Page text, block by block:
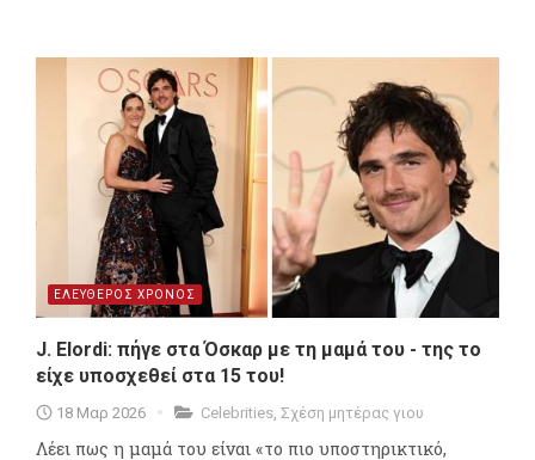
ΕΛΕΥΘΕΡΟΣ ΧΡΟΝΟΣ
J. Elordi: πήγε στα Όσκαρ με τη μαμά του - της το
είχε υποσχεθεί στα 15 του!
18 Μαρ 2026 Celebrities Σχέση μητέρας γιου
Λέει πως η μαμά του είναι «το πιο υποστηρικτικό,